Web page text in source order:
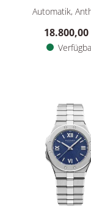
Chopard Alpine
Automatik,
18.800,00